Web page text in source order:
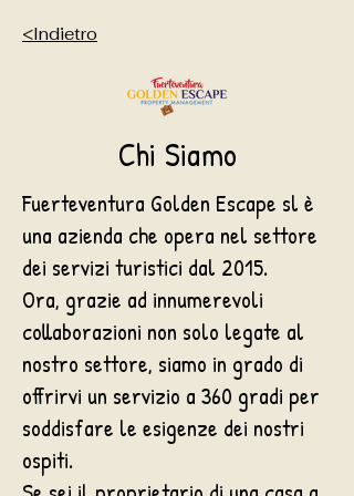
<Indietro
Chi Siamo
Fuerteventura Golden Escape sl è
una azienda che opera nel settore
dei servizi turistici dal 2015.
Ora, grazie ad innumerevoli
collaborazioni non solo legate al
nostro settore, siamo in grado di
offrirvi un servizio a 360 gradi per
soddisfare le esigenze dei nostri
ospiti.